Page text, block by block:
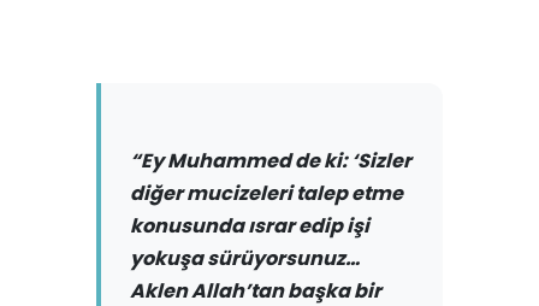
“Ey Muhammed de ki: ‘Sizler
diğer mucizeleri talep et­me
konusunda ısrar edip işi
yokuşa sürüyorsunuz…
Aklen Allah’tan başka bir